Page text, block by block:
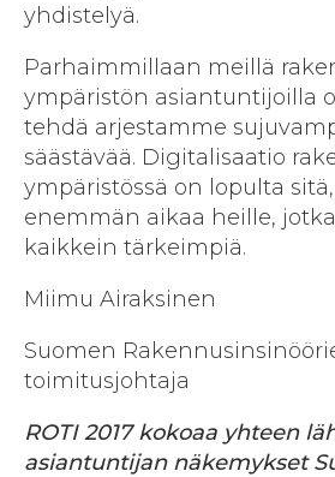
yhdistelyä.
Parhaimmillaan meillä
ympäristön asiantuntijoilla
tehdä arjestamme
säästävää. Digitalisaatio
ympäristössä on lopulta
enemmän aikaa heille,
kaikkein tärkeimpiä.
Miimu Airaksinen
Suomen
toimitusjohtaja
ROTI 2017 kokoaa yhteen
asiantuntijan näkemykset